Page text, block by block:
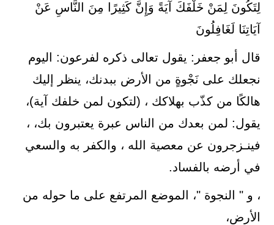
لِتَكُونَ لِمَنْ خَلْفَكَ آيَةً وَإِنَّ كَثِيرًا مِنَ النَّاسِ عَنْ
آيَاتِنَا لَغَافِلُونَ
قال أبو جعفر: يقول تعالى ذكره لفرعون: اليوم
نجعلك على نَجْوةٍ من الأرض ببدنك، ينظر إليك
هالكًا من كذّب بهلاكك ، (لتكون لمن خلفك آية)،
يقول: لمن بعدك من الناس عبرة يعتبرون بك، ،
فينـزجرون عن معصية الله ، والكفر به والسعي
في أرضه بالفساد.
، و " النجوة "، الموضع المرتفع على ما حوله من
الأرض،